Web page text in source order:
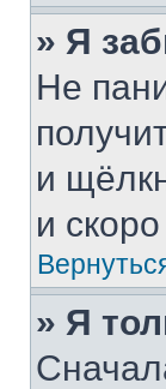
» Я
Не
и
и
» Я